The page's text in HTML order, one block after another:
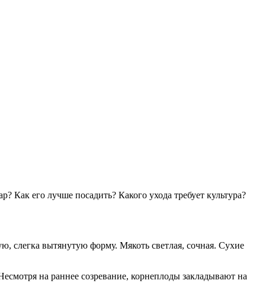
его лучше посадить? Какого ухода требует культура?
слегка вытянутую форму. Мякоть светлая, сочная. Сухие
на раннее созревание, корнеплоды закладывают на